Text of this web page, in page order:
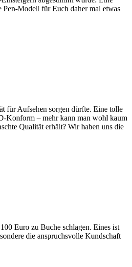
Pen-Modell für Euch daher mal etwas
für Aufsehen sorgen dürfte. Eine tolle
Konform – mehr kann man wohl kaum
Qualität erhält? Wir haben uns die
Euro zu Buche schlagen. Eines ist
die anspruchsvolle Kundschaft